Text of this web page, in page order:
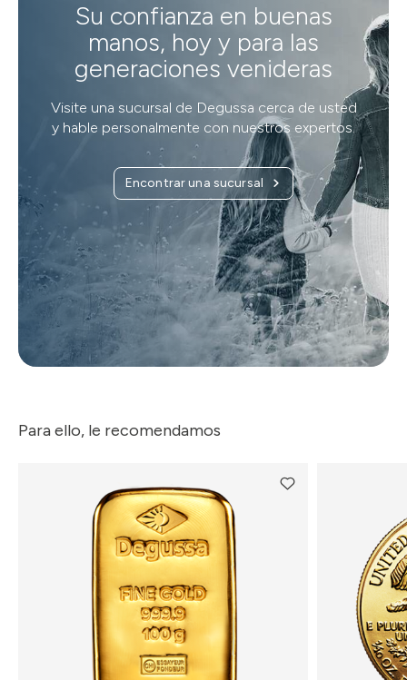
Su confianza en buenas
manos, hoy y para las
generaciones venideras
Visite una sucursal de Degussa cerca de usted
y hable personalmente con nuestros expertos.
Encontrar una sucursal
Para ello, le recomendamos